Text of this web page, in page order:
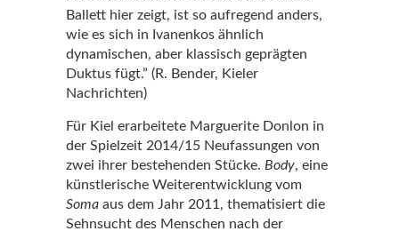
Ballett hier zeigt, ist so aufregend anders,
wie es sich in Ivanenkos ähnlich
dynamischen, aber klassisch geprägten
Duktus fügt.” (R. Bender, Kieler
Nachrichten)
Für Kiel erarbeitete Marguerite Donlon in
der Spielzeit 2014/15 Neufassungen von
zwei ihrer bestehenden Stücke. Body, eine
künstlerische Weiterentwicklung vom
Soma aus dem Jahr 2011, thematisiert die
Sehnsucht des Menschen nach der